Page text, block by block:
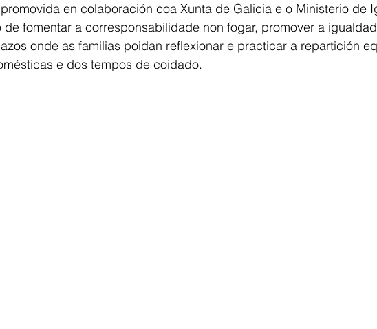
en colaboración coa Xunta de Galicia e o Ministerio de
de fomentar a corresponsabilidade non fogar, promover a
onde as familias poidan reflexionar e practicar a repartición
e dos tempos de coidado.